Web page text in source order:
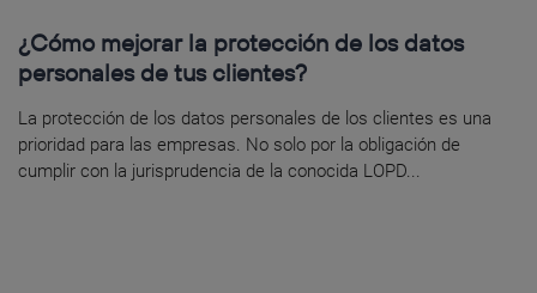
¿Cómo mejorar la protección de los datos
personales de tus clientes?
La protección de los datos personales de los clientes es una
prioridad para las empresas. No solo por la obligación de
cumplir con la jurisprudencia de la conocida LOPD...